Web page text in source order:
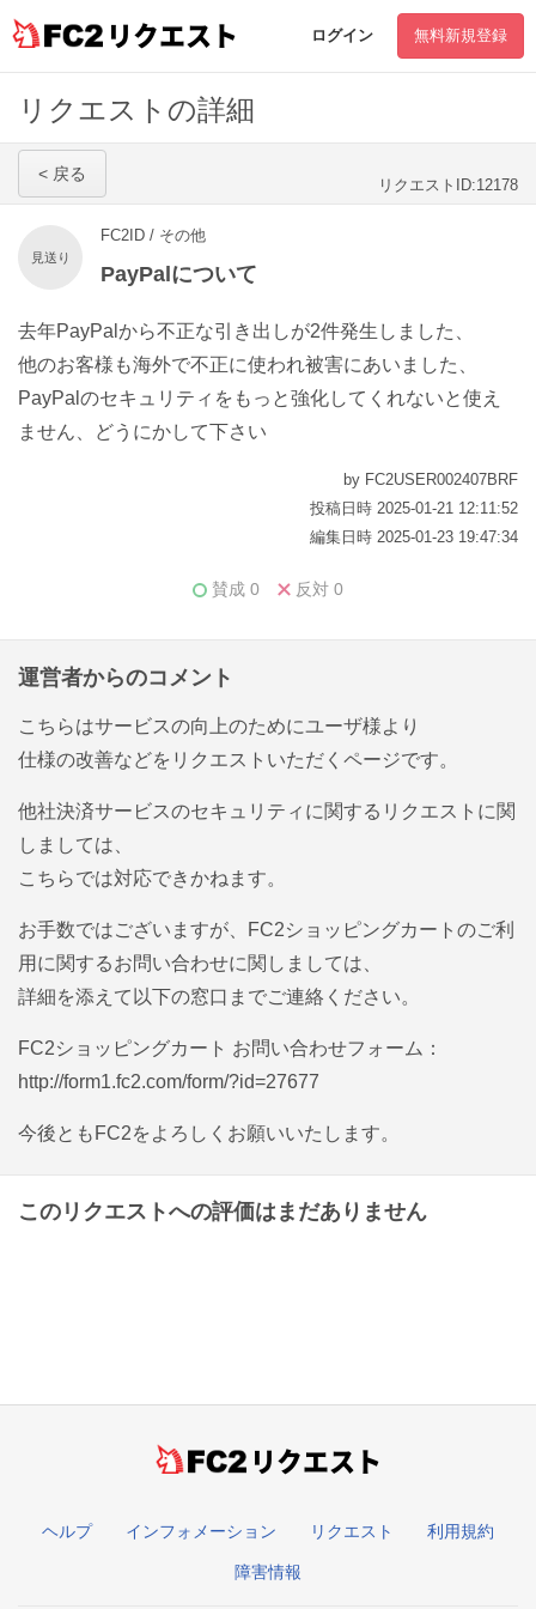
リクエスト ログイン 無料新規登録
リクエストの詳細
< 戻る
リクエストID:12178
見送り
FC2ID / その他
PayPalについて
去年PayPalから不正な引き出しが2件発生しました、
他のお客様も海外で不正に使われ被害にあいました、
PayPalのセキュリティをもっと強化してくれないと使え
ません、どうにかして下さい
by FC2USER002407BRF
投稿日時 2025-01-21 12:11:52
編集日時 2025-01-23 19:47:34
賛成 0 反対 0
運営者からのコメント
こちらはサービスの向上のためにユーザ様より
仕様の改善などをリクエストいただくページです。
他社決済サービスのセキュリティに関するリクエストに関
しましては、
こちらでは対応できかねます。
お手数ではございますが、FC2ショッピングカートのご利
用に関するお問い合わせに関しましては、
詳細を添えて以下の窓口までご連絡ください。
FC2ショッピングカート お問い合わせフォーム：
http://form1.fc2.com/form/?id=27677
今後ともFC2をよろしくお願いいたします。
このリクエストへの評価はまだありません
リクエスト
ヘルプ インフォメーション リクエスト 利用規約
障害情報